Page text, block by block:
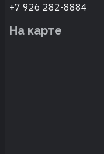
+7 926 282-8884
На карте